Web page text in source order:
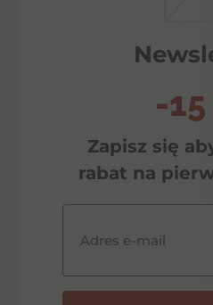
-15
Zapisz się
rabat na
Adres e-mail